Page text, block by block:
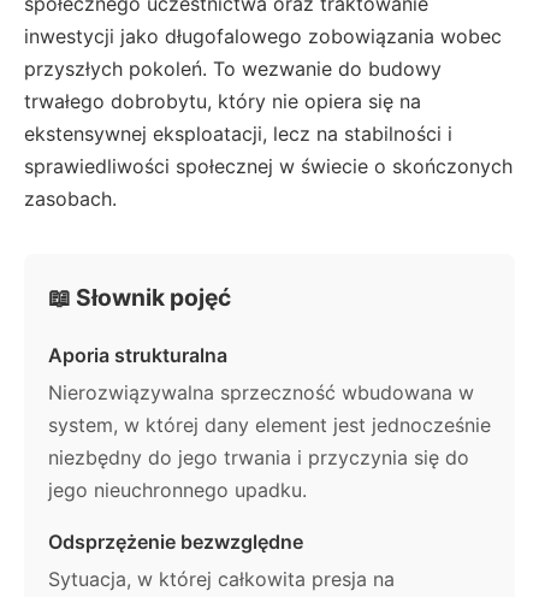
inwestycji jako długofalowego zobowiązania wobec
przyszłych pokoleń. To wezwanie do budowy
trwałego dobrobytu, który nie opiera się na
ekstensywnej eksploatacji, lecz na stabilności i
sprawiedliwości społecznej w świecie o skończonych
zasobach.
📖 Słownik pojęć
Aporia strukturalna
Nierozwiązywalna sprzeczność wbudowana w
system, w której dany element jest jednocześnie
niezbędny do jego trwania i przyczynia się do
jego nieuchronnego upadku.
Odsprzężenie bezwzględne
Sytuacja, w której całkowita presja na